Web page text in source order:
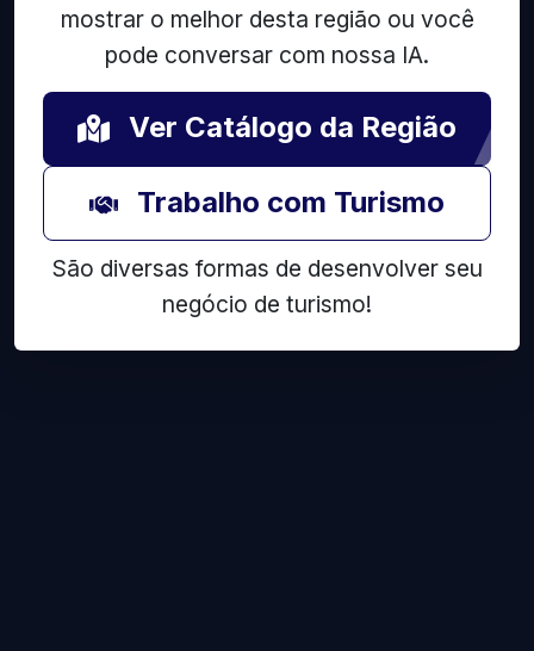
mostrar o melhor desta região ou você
pode conversar com nossa IA.
Ver Catálogo da Região
Trabalho com Turismo
São diversas formas de desenvolver seu
negócio de turismo!